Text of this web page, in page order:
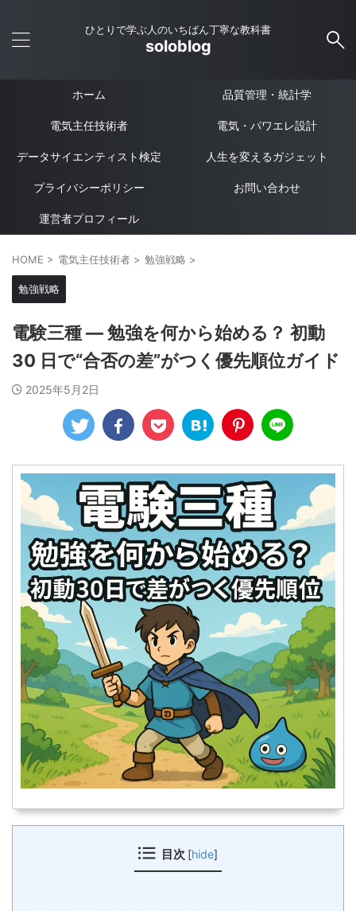
ひとりで学ぶ人のいちばん丁寧な教科書
soloblog
ホーム 品質管理・統計学
電気主任技術者 電気・パワエレ設計
データサイエンティスト検定 人生を変えるガジェット
プライバシーポリシー お問い合わせ
運営者プロフィール
HOME > 電気主任技術者 > 勉強戦略 >
勉強戦略
電験三種 ― 勉強を何から始める？ 初動
30 日で“合否の差”がつく優先順位ガイド
2025年5月2日
目次 [hide]